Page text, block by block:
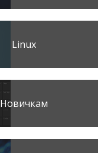
Linux
Новичкам